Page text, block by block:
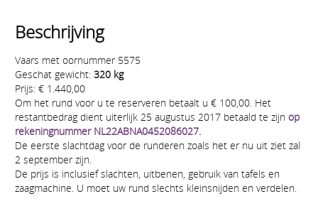
Beschrijving
Vaars met oornummer 5575
Geschat gewicht: 320 kg
Prijs: € 1.440,00
Om het rund voor u te reserveren betaalt u € 100,00. Het
restantbedrag dient uiterlijk 25 augustus 2017 betaald te zijn op
rekeningnummer NL22ABNA0452086027.
De eerste slachtdag voor de runderen zoals het er nu uit ziet zal
2 september zijn.
De prijs is inclusief slachten, uitbenen, gebruik van tafels en
zaagmachine. U moet uw rund slechts kleinsnijden en verdelen.